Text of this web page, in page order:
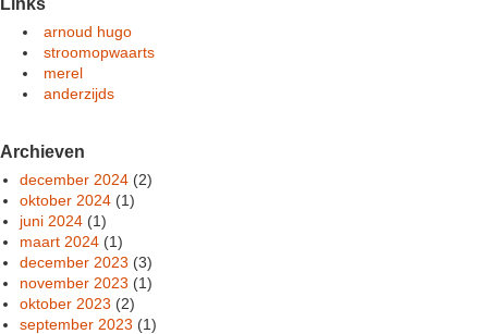
arnoud hugo
stroomopwaarts
merel
anderzijds
Archieven
december 2024 (2)
oktober 2024 (1)
juni 2024 (1)
maart 2024 (1)
december 2023 (3)
november 2023 (1)
oktober 2023 (2)
september 2023 (1)